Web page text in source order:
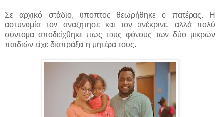
Σε αρχικό στάδιο, ύποπτος θεωρήθηκε ο πατέρας. Η
αστυνομία τον αναζήτησε και τον ανέκρινε, αλλά πολύ
σύντομα αποδείχθηκε πως τους φόνους των δύο μικρών
παιδιών είχε διαπράξει η μητέρα τους.